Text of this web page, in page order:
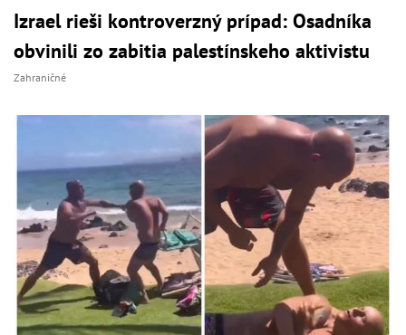
Izrael rieši kontroverzný prípad: Osadníka
obvinili zo zabitia palestínskeho aktivistu
Zahraničné